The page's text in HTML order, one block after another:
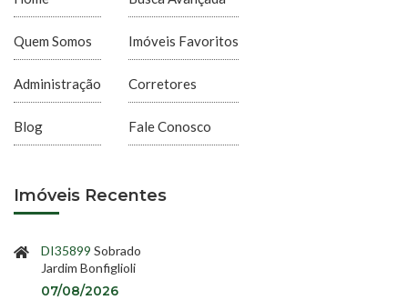
Quem Somos
Administração
Blog
Imóveis Favoritos
Corretores
Fale Conosco
Imóveis Recentes
DI35899 Sobrado
Jardim Bonfiglioli
07/08/2026